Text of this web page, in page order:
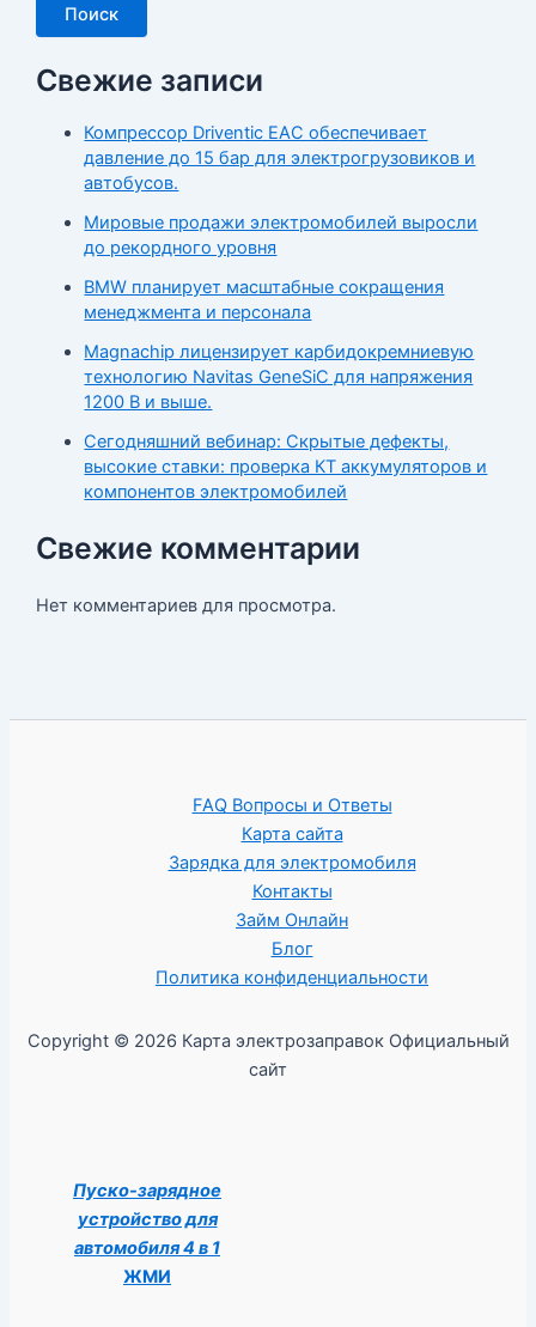
Поиск
Свежие записи
Компрессор Driventic EAC обеспечивает
давление до 15 бар для электрогрузовиков и
автобусов.
Мировые продажи электромобилей выросли
до рекордного уровня
BMW планирует масштабные сокращения
менеджмента и персонала
Magnachip лицензирует карбидокремниевую
технологию Navitas GeneSiC для напряжения
1200 В и выше.
Сегодняшний вебинар: Скрытые дефекты,
высокие ставки: проверка КТ аккумуляторов и
компонентов электромобилей
Свежие комментарии
Нет комментариев для просмотра.
FAQ Вопросы и Ответы
Карта сайта
Зарядка для электромобиля
Контакты
Займ Онлайн
Блог
Политика конфиденциальности
Copyright © 2026 Карта электрозаправок Официальный
сайт
Пуско-зарядное
устройство для
автомобиля 4 в 1
ЖМИ